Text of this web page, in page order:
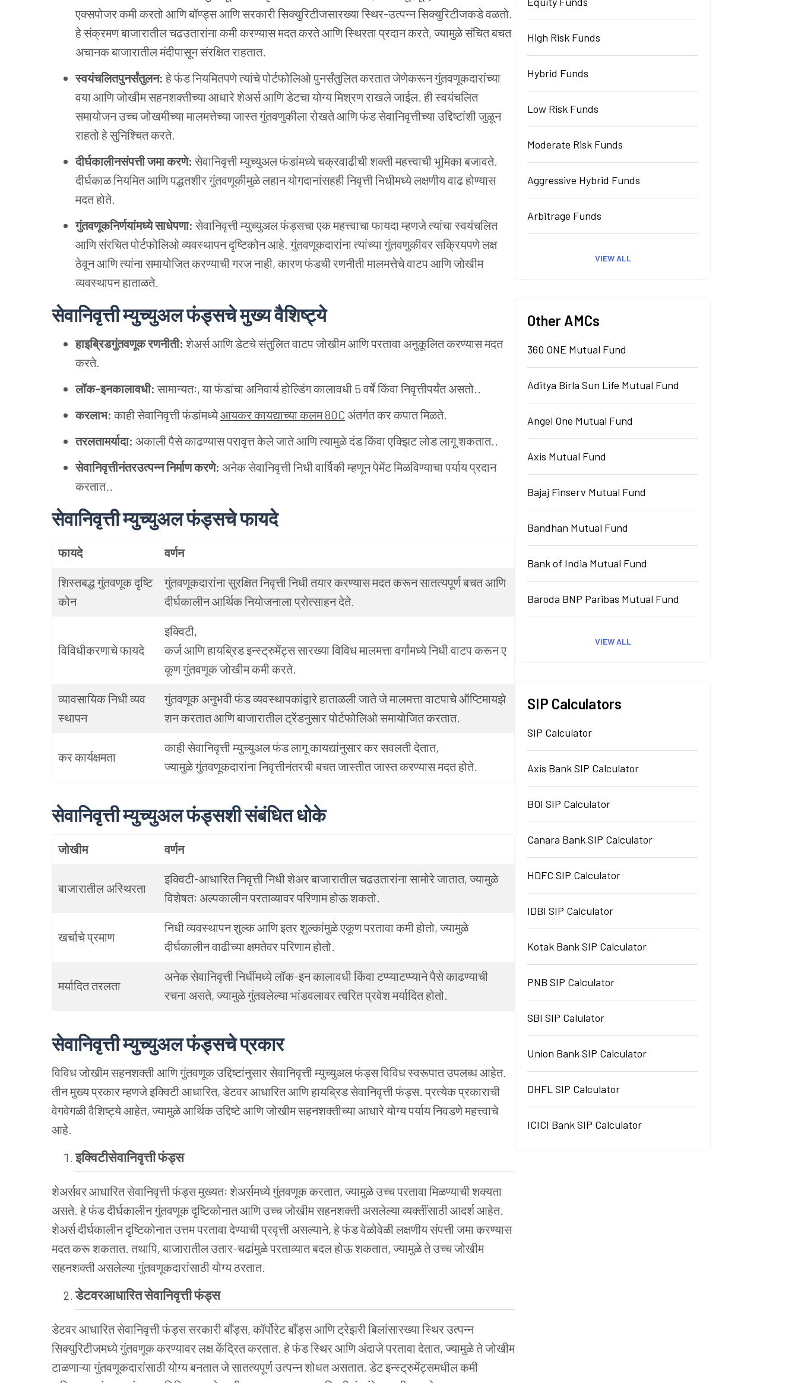
एक्सपोजर कमी करतो आणि बॉण्ड्स आणि सरकारी सिक्युरिटीजसारख्या स्थिर-उत्पन्न सिक्युरिटीजकडे वळतो.
हे संक्रमण बाजारातील चढउतारांना कमी करण्यास मदत करते आणि स्थिरता प्रदान करते, ज्यामुळे संचित बचत
अचानक बाजारातील मंदीपासून संरक्षित राहतात.
स्वयंचलितपुनर्संतुलन: हे फंड नियमितपणे त्यांचे पोर्टफोलिओ पुनर्संतुलित करतात जेणेकरून गुंतवणूकदारांच्या
वया आणि जोखीम सहनशक्तीच्या आधारे शेअर्स आणि डेटचा योग्य मिश्रण राखले जाईल. ही स्वयंचलित
समायोजन उच्च जोखमीच्या मालमत्तेच्या जास्त गुंतवणुकीला रोखते आणि फंड सेवानिवृत्तीच्या उद्दिष्टांशी जुळून
राहतो हे सुनिश्चित करते.
दीर्घकालीनसंपत्ती जमा करणे: सेवानिवृत्ती म्युच्युअल फंडांमध्ये चक्रवाढीची शक्ती महत्त्वाची भूमिका बजावते.
दीर्घकाळ नियमित आणि पद्धतशीर गुंतवणूकीमुळे लहान योगदानांसहही निवृत्ती निधीमध्ये लक्षणीय वाढ होण्यास
मदत होते.
गुंतवणूकनिर्णयांमध्ये साधेपणा:सेवानिवृत्ती म्युच्युअल फंड्सचा एक महत्त्वाचा फायदा म्हणजे त्यांचा स्वयंचलित
आणि संरचित पोर्टफोलिओ व्यवस्थापन दृष्टिकोन आहे. गुंतवणूकदारांना त्यांच्या गुंतवणुकीवर सक्रियपणे लक्ष
ठेवून आणि त्यांना समायोजित करण्याची गरज नाही, कारण फंडची रणनीती मालमत्तेचे वाटप आणि जोखीम
व्यवस्थापन हाताळते.
सेवानिवृत्ती म्युच्युअल फंड्सचे मुख्य वैशिष्ट्ये
हाइब्रिडगुंतवणूक रणनीती: शेअर्स आणि डेटचे संतुलित वाटप जोखीम आणि परतावा अनुकूलित करण्यास मदत
करते.
लॉक-इनकालावधी:सामान्यतः, या फंडांचा अनिवार्य होल्डिंग कालावधी 5 वर्षे किंवा निवृत्तीपर्यंत असतो..
करलाभ:काही सेवानिवृत्ती फंडांमध्येआयकर कायद्याच्या कलम 80C अंतर्गत कर कपात मिळते.
तरलतामर्यादा: अकाली पैसे काढण्यास परावृत्त केले जाते आणि त्यामुळे दंड किंवा एक्झिट लोड लागू शकतात..
सेवानिवृत्तीनंतरउत्पन्न निर्माण करणे: अनेक सेवानिवृत्ती निधी वार्षिकी म्हणून पेमेंट मिळविण्याचा पर्याय प्रदान
करतात..
सेवानिवृत्ती म्युच्युअल फंड्सचे फायदे
फायदे वर्णन
शिस्तबद्ध गुंतवणूक दृष्टि
कोन
गुंतवणूकदारांना सुरक्षित निवृत्ती निधी तयार करण्यास मदत करून सातत्यपूर्ण बचत आणि
दीर्घकालीन आर्थिक नियोजनाला प्रोत्साहन देते.
विविधीकरणाचे फायदे
इक्विटी,
कर्ज आणि हायब्रिड इन्स्ट्रुमेंट्स सारख्या विविध मालमत्ता वर्गांमध्ये निधी वाटप करून ए
कूण गुंतवणूक जोखीम कमी करते.
व्यावसायिक निधी व्यव
स्थापन
गुंतवणूक अनुभवी फंड व्यवस्थापकांद्वारे हाताळली जाते जे मालमत्ता वाटपाचे ऑप्टिमायझे
शन करतात आणि बाजारातील ट्रेंडनुसार पोर्टफोलिओ समायोजित करतात.
कर कार्यक्षमता
काही सेवानिवृत्ती म्युच्युअल फंड लागू कायद्यांनुसार कर सवलती देतात,
ज्यामुळे गुंतवणूकदारांना निवृत्तीनंतरची बचत जास्तीत जास्त करण्यास मदत होते.
सेवानिवृत्ती म्युच्युअल फंड्सशी संबंधित धोके
जोखीम वर्णन
बाजारातील अस्थिरता
इक्विटी-आधारित निवृत्ती निधी शेअर बाजारातील चढउतारांना सामोरे जातात, ज्यामुळे
विशेषतः अल्पकालीन परताव्यावर परिणाम होऊ शकतो.
खर्चाचे प्रमाण
निधी व्यवस्थापन शुल्क आणि इतर शुल्कांमुळे एकूण परतावा कमी होतो, ज्यामुळे
दीर्घकालीन वाढीच्या क्षमतेवर परिणाम होतो.
मर्यादित तरलता
अनेक सेवानिवृत्ती निधींमध्ये लॉक-इन कालावधी किंवा टप्प्याटप्प्याने पैसे काढण्याची
रचना असते, ज्यामुळे गुंतवलेल्या भांडवलावर त्वरित प्रवेश मर्यादित होतो.
सेवानिवृत्ती म्युच्युअल फंड्सचे प्रकार
विविध जोखीम सहनशक्ती आणि गुंतवणूक उद्दिष्टांनुसार सेवानिवृत्ती म्युच्युअल फंड्स विविध स्वरूपात उपलब्ध आहेत.
तीन मुख्य प्रकार म्हणजे इक्विटी आधारित, डेटवर आधारित आणि हायब्रिड सेवानिवृत्ती फंड्स. प्रत्येक प्रकाराची
वेगवेगळी वैशिष्ट्ये आहेत, ज्यामुळे आर्थिक उद्दिष्टे आणि जोखीम सहनशक्तीच्या आधारे योग्य पर्याय निवडणे महत्त्वाचे
आहे.
इक्विटीसेवानिवृत्ती फंड्स
शेअर्सवर आधारित सेवानिवृत्ती फंड्स मुख्यतः शेअर्समध्ये गुंतवणूक करतात, ज्यामुळे उच्च परतावा मिळण्याची शक्यता
असते. हे फंड दीर्घकालीन गुंतवणूक दृष्टिकोनात आणि उच्च जोखीम सहनशक्ती असलेल्या व्यक्तींसाठी आदर्श आहेत.
शेअर्स दीर्घकालीन दृष्टिकोनात उत्तम परतावा देण्याची प्रवृत्ती असल्याने, हे फंड वेळोवेळी लक्षणीय संपत्ती जमा करण्यास
मदत करू शकतात. तथापि, बाजारातील उतार-चढांमुळे परताव्यात बदल होऊ शकतात, ज्यामुळे ते उच्च जोखीम
सहनशक्ती असलेल्या गुंतवणूकदारांसाठी योग्य ठरतात.
डेटवरआधारित सेवानिवृत्ती फंड्स
डेटवर आधारित सेवानिवृत्ती फंड्स सरकारी बाँड्स, कॉर्पोरेट बाँड्स आणि ट्रेझरी बिलांसारख्या स्थिर उत्पन्न
सिक्युरिटीजमध्ये गुंतवणूक करण्यावर लक्ष केंद्रित करतात. हे फंड स्थिर आणि अंदाजे परतावा देतात, ज्यामुळे ते जोखीम
टाळणाऱ्या गुंतवणूकदारांसाठी योग्य बनतात जे सातत्यपूर्ण उत्पन्न शोधत असतात. डेट इन्स्ट्रुमेंट्समधील कमी
High Risk Funds
Hybrid Funds
Low Risk Funds
Moderate Risk Funds
Aggressive Hybrid Funds
Arbitrage Funds
VIEW ALL
Other AMCs
360 ONE Mutual Fund
Aditya Birla Sun Life Mutual Fund
Angel One Mutual Fund
Axis Mutual Fund
Bajaj Finserv Mutual Fund
Bandhan Mutual Fund
Bank of India Mutual Fund
Baroda BNP Paribas Mutual Fund
VIEW ALL
SIP Calculators
SIP Calculator
Axis Bank SIP Calculator
BOI SIP Calculator
Canara Bank SIP Calculator
HDFC SIP Calculator
IDBI SIP Calculator
Kotak Bank SIP Calculator
PNB SIP Calculator
SBI SIP Calulator
Union Bank SIP Calculator
DHFL SIP Calculator
ICICI Bank SIP Calculator